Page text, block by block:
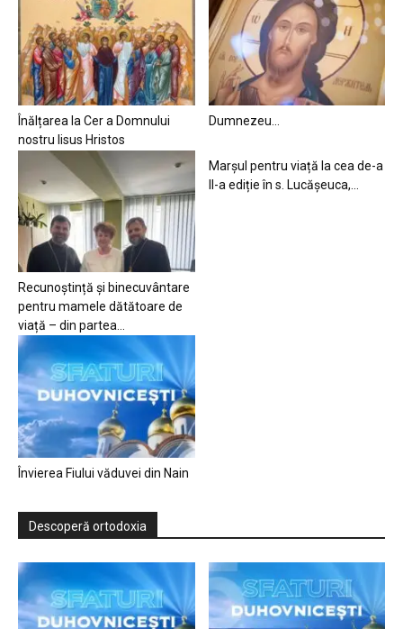
Înălțarea la Cer a Domnului
nostru Iisus Hristos
Dumnezeu…
Recunoștință și binecuvântare
pentru mamele dătătoare de
viață – din partea...
Marșul pentru viață la cea de-a
II-a ediție în s. Lucășeuca,...
Învierea Fiului văduvei din Nain
Descoperă ortodoxia